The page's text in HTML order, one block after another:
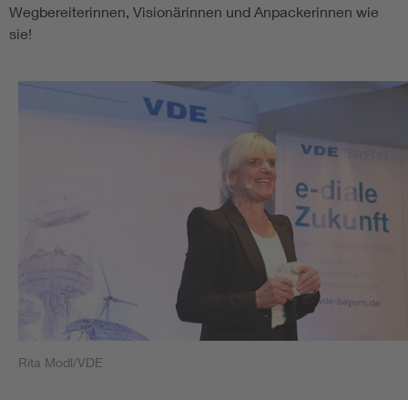
Wegbereiterinnen, Visionärinnen und Anpackerinnen wie
sie!
Rita Modl/VDE